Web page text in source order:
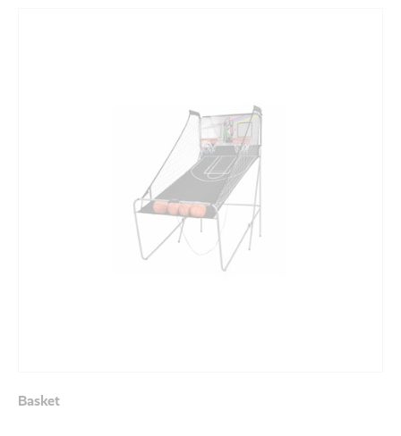
Basket